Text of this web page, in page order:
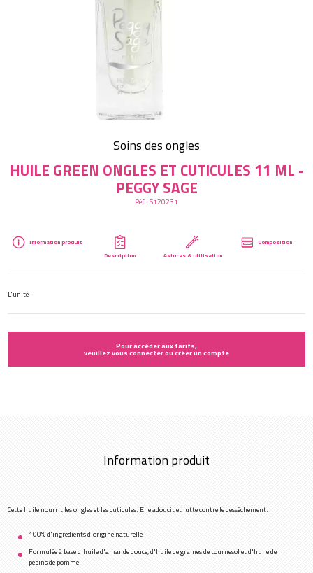
Soins des ongles
HUILE GREEN ONGLES ET CUTICULES 11 ML -
PEGGY SAGE
Réf :S120231
Information produit
Description
Astuces & utilisation
Composition
L'unité
Pour accéder aux tarifs,
veuillez vous connecter ou créer un compte
Information produit
Cette huile nourrit les ongles et les cuticules. Elle adoucit et lutte contre le dessèchement.
100% d'ingrédients d'origine naturelle
Formulée à base d'huile d'amande douce, d'huile de graines de tournesol et d'huile de
pépins de pomme